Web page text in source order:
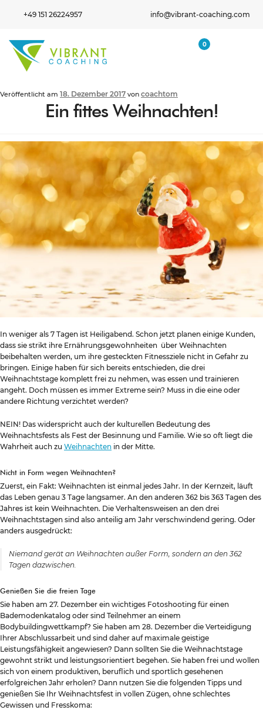
info@vibrant-coaching.com
+49 151 26224957
0
Veröffentlicht am 18. Dezember 2017 von coachtom
Ein fittes Weihnachten!
In weniger als 7 Tagen ist Heiligabend. Schon jetzt planen einige Kunden,
dass sie strikt ihre Ernährungsgewohnheiten über Weihnachten
beibehalten werden, um ihre gesteckten Fitnessziele nicht in Gefahr zu
bringen. Einige haben für sich bereits entschieden, die drei
Weihnachtstage komplett frei zu nehmen, was essen und trainieren
angeht. Doch müssen es immer Extreme sein? Muss in die eine oder
andere Richtung verzichtet werden?
NEIN! Das widerspricht auch der kulturellen Bedeutung des
Weihnachtsfests als Fest der Besinnung und Familie. Wie so oft liegt die
Wahrheit auch zu Weihnachten in der Mitte.
Nicht in Form wegen Weihnachten?
Zuerst, ein Fakt: Weihnachten ist einmal jedes Jahr. In der Kernzeit, läuft
das Leben genau 3 Tage langsamer. An den anderen 362 bis 363 Tagen des
Jahres ist kein Weihnachten. Die Verhaltensweisen an den drei
Weihnachtstagen sind also anteilig am Jahr verschwindend gering. Oder
anders ausgedrückt:
Niemand gerät an Weihnachten außer Form, sondern an den 362
Tagen dazwischen.
Genießen Sie die freien Tage
Sie haben am 27. Dezember ein wichtiges Fotoshooting für einen
Bademodenkatalog oder sind Teilnehmer an einem
Bodybuildingwettkampf? Sie haben am 28. Dezember die Verteidigung
Ihrer Abschlussarbeit und sind daher auf maximale geistige
Leistungsfähigkeit angewiesen? Dann sollten Sie die Weihnachtstage
gewohnt strikt und leistungsorientiert begehen. Sie haben frei und wollen
sich von einem produktiven, beruflich und sportlich gesehenen
erfolgreichen Jahr erholen? Dann nutzen Sie die folgenden Tipps und
genießen Sie Ihr Weihnachtsfest in vollen Zügen, ohne schlechtes
Gewissen und Fresskoma: